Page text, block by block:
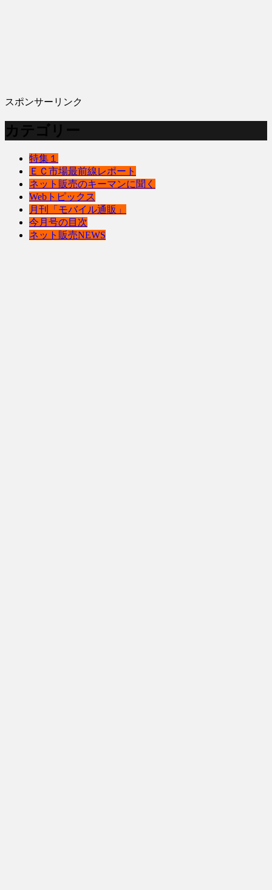
スポンサーリンク
カテゴリー
特集１
ＥＣ市場最前線レポート
ネット販売のキーマンに聞く
Webトピックス
月刊「モバイル通販」
今月号の目次
ネット販売NEWS